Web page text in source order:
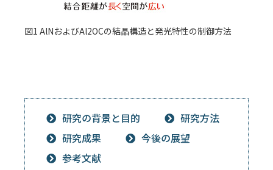
図1 AlNおよびAl2OCの結晶構造と発光特性の制御方法
研究の背景と目的
研究方法
研究成果
今後の展望
参考文献